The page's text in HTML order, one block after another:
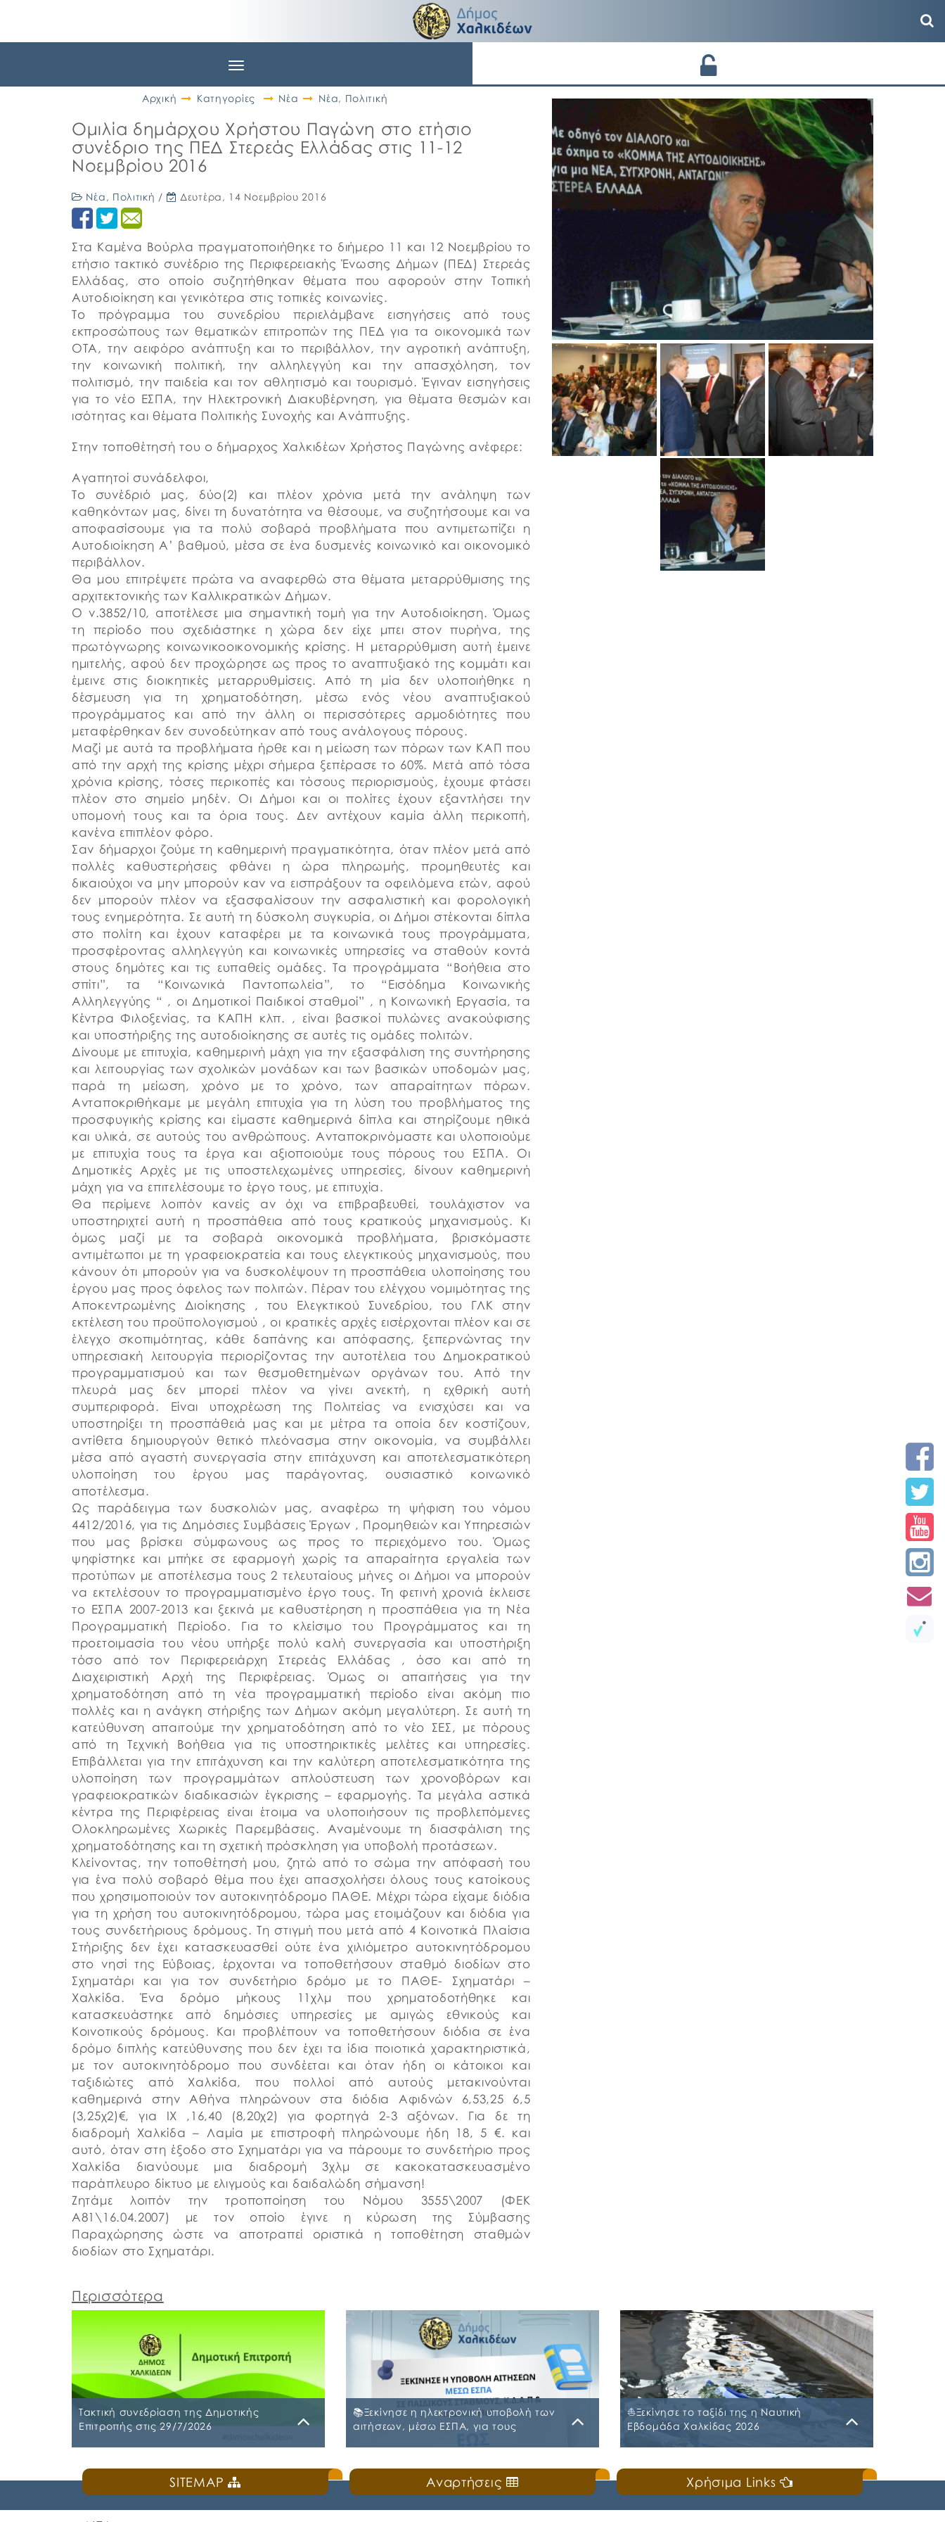
Toggle
Αρχική
Κατηγορίες Νέα Νέα, Πολιτική
Ομιλία δημάρχου Χρήστου Παγώνη στο ετήσιο
συνέδριο της ΠΕΔ Στερεάς Ελλάδας στις 11-12
Νοεμβρίου 2016
Νέα , Πολιτική / Δευτέρα, 14 Νοεμβρίου 2016
Στα Καμένα Βούρλα πραγματοποιήθηκε το διήμερο 11 και 12 Νοεμβρίου το
ετήσιο τακτικό συνέδριο της Περιφερειακής Ένωσης Δήμων (ΠΕΔ) Στερεάς
Ελλάδας, στο οποίο συζητήθηκαν θέματα που αφορούν στην Τοπική
Αυτοδιοίκηση και γενικότερα στις τοπικές κοινωνίες.
Το πρόγραμμα του συνεδρίου περιελάμβανε εισηγήσεις από τους
εκπροσώπους των θεματικών επιτροπών της ΠΕΔ για τα οικονομικά των
ΟΤΑ, την αειφόρο ανάπτυξη και το περιβάλλον, την αγροτική ανάπτυξη,
την κοινωνική πολιτική, την αλληλεγγύη και την απασχόληση, τον
πολιτισμό, την παιδεία και τον αθλητισμό και τουρισμό. Έγιναν εισηγήσεις
για το νέο ΕΣΠΑ, την Ηλεκτρονική Διακυβέρνηση, για θέματα θεσμών και
ισότητας και θέματα Πολιτικής Συνοχής και Ανάπτυξης.
Στην τοποθέτησή του ο δήμαρχος Χαλκιδέων Χρήστος Παγώνης ανέφερε:
Αγαπητοί συνάδελφοι,
Το συνέδριό μας, δύο(2) και πλέον χρόνια μετά την ανάληψη των
καθηκόντων μας, δίνει τη δυνατότητα να θέσουμε, να συζητήσουμε και να
αποφασίσουμε για τα πολύ σοβαρά προβλήματα που αντιμετωπίζει η
Αυτοδιοίκηση Α’ βαθμού, μέσα σε ένα δυσμενές κοινωνικό και οικονομικό
περιβάλλον.
Θα μου επιτρέψετε πρώτα να αναφερθώ στα θέματα μεταρρύθμισης της
αρχιτεκτονικής των Καλλικρατικών Δήμων.
Ο ν.3852/10, αποτέλεσε μια σημαντική τομή για την Αυτοδιοίκηση. Όμως
τη περίοδο που σχεδιάστηκε η χώρα δεν είχε μπει στον πυρήνα, της
πρωτόγνωρης κοινωνικοοικονομικής κρίσης. Η μεταρρύθμιση αυτή έμεινε
ημιτελής, αφού δεν προχώρησε ως προς το αναπτυξιακό της κομμάτι και
έμεινε στις διοικητικές μεταρρυθμίσεις. Από τη μία δεν υλοποιήθηκε η
δέσμευση για τη χρηματοδότηση, μέσω ενός νέου αναπτυξιακού
προγράμματος και από την άλλη οι περισσότερες αρμοδιότητες που
μεταφέρθηκαν δεν συνοδεύτηκαν από τους ανάλογους πόρους.
Μαζί με αυτά τα προβλήματα ήρθε και η μείωση των πόρων των ΚΑΠ που
από την αρχή της κρίσης μέχρι σήμερα ξεπέρασε το 60%. Μετά από τόσα
χρόνια κρίσης, τόσες περικοπές και τόσους περιορισμούς, έχουμε φτάσει
πλέον στο σημείο μηδέν. Οι Δήμοι και οι πολίτες έχουν εξαντλήσει την
υπομονή τους και τα όρια τους. Δεν αντέχουν καμία άλλη περικοπή,
κανένα επιπλέον φόρο.
Σαν δήμαρχοι ζούμε τη καθημερινή πραγματικότητα, όταν πλέον μετά από
πολλές καθυστερήσεις φθάνει η ώρα πληρωμής, προμηθευτές και
δικαιούχoι να μην μπορούν καν να εισπράξουν τα οφειλόμενα ετών, αφού
δεν μπορούν πλέον να εξασφαλίσουν την ασφαλιστική και φορολογική
τους ενημερότητα. Σε αυτή τη δύσκολη συγκυρία, οι Δήμοι στέκονται δίπλα
στο πολίτη και έχουν καταφέρει με τα κοινωνικά τους προγράμματα,
προσφέροντας αλληλεγγύη και κοινωνικές υπηρεσίες να σταθούν κοντά
στους δημότες και τις ευπαθείς ομάδες. Τα προγράμματα “Βοήθεια στο
σπίτι”, τα “Κοινωνικά Παντοπωλεία”, το “Εισόδημα Κοινωνικής
Αλληλεγγύης “ , οι Δημοτικοί Παιδικοί σταθμοί” , η Κοινωνική Εργασία, τα
Κέντρα Φιλοξενίας, τα ΚΑΠΗ κλπ. , είναι βασικοί πυλώνες ανακούφισης
και υποστήριξης της αυτοδιοίκησης σε αυτές τις ομάδες πολιτών.
Δίνουμε με επιτυχία, καθημερινή μάχη για την εξασφάλιση της συντήρησης
και λειτουργίας των σχολικών μονάδων και των βασικών υποδομών μας,
παρά τη μείωση, χρόνο με το χρόνο, των απαραίτητων πόρων.
Ανταποκριθήκαμε με μεγάλη επιτυχία για τη λύση του προβλήματος της
προσφυγικής κρίσης και είμαστε καθημερινά δίπλα και στηρίζουμε ηθικά
και υλικά, σε αυτούς του ανθρώπους. Ανταποκρινόμαστε και υλοποιούμε
με επιτυχία τους τα έργα και αξιοποιούμε τους πόρους του ΕΣΠΑ. Οι
Δημοτικές Αρχές με τις υποστελεχωμένες υπηρεσίες, δίνουν καθημερινή
μάχη για να επιτελέσουμε το έργο τους, με επιτυχία.
Θα περίμενε λοιπόν κανείς αν όχι να επιβραβευθεί, τουλάχιστον να
υποστηριχτεί αυτή η προσπάθεια από τους κρατικούς μηχανισμούς. Κι
όμως μαζί με τα σοβαρά οικονομικά προβλήματα, βρισκόμαστε
αντιμέτωποι με τη γραφειοκρατεία και τους ελεγκτικούς μηχανισμούς, που
κάνουν ότι μπορούν για να δυσκολέψουν τη προσπάθεια υλοποίησης του
έργου μας προς όφελος των πολιτών. Πέραν του ελέγχου νομιμότητας της
Αποκεντρωμένης Διοίκησης , του Ελεγκτικού Συνεδρίου, του ΓΛΚ στην
εκτέλεση του προϋπολογισμού , οι κρατικές αρχές εισέρχονται πλέον και σε
έλεγχο σκοπιμότητας, κάθε δαπάνης και απόφασης, ξεπερνώντας την
υπηρεσιακή λειτουργία περιορίζοντας την αυτοτέλεια του Δημοκρατικού
προγραμματισμού και των θεσμοθετημένων οργάνων του. Από την
πλευρά μας δεν μπορεί πλέον να γίνει ανεκτή, η εχθρική αυτή
συμπεριφορά. Είναι υποχρέωση της Πολιτείας να ενισχύσει και να
υποστηρίξει τη προσπάθειά μας και με μέτρα τα οποία δεν κοστίζουν,
αντίθετα δημιουργούν θετικό πλεόνασμα στην οικονομία, να συμβάλλει
μέσα από αγαστή συνεργασία στην επιτάχυνση και αποτελεσματικότερη
υλοποίηση του έργου μας παράγοντας, ουσιαστικό κοινωνικό
αποτέλεσμα.
Ως παράδειγμα των δυσκολιών μας, αναφέρω τη ψήφιση του νόμου
4412/2016, για τις Δημόσιες Συμβάσεις Έργων , Προμηθειών και Υπηρεσιών
που μας βρίσκει σύμφωνους ως προς το περιεχόμενο του. Όμως
ψηφίστηκε και μπήκε σε εφαρμογή χωρίς τα απαραίτητα εργαλεία των
προτύπων με αποτέλεσμα τους 2 τελευταίους μήνες οι Δήμοι να μπορούν
να εκτελέσουν το προγραμματισμένο έργο τους. Τη φετινή χρονιά έκλεισε
το ΕΣΠΑ 2007-2013 και ξεκινά με καθυστέρηση η προσπάθεια για τη Νέα
Προγραμματική Περίοδο. Για το κλείσιμο του Προγράμματος και τη
προετοιμασία του νέου υπήρξε πολύ καλή συνεργασία και υποστήριξη
τόσο από τον Περιφερειάρχη Στερεάς Ελλάδας , όσο και από τη
Διαχειριστική Αρχή της Περιφέρειας. Όμως οι απαιτήσεις για την
χρηματοδότηση από τη νέα προγραμματική περίοδο είναι ακόμη πιο
πολλές και η ανάγκη στήριξης των Δήμων ακόμη μεγαλύτερη. Σε αυτή τη
κατεύθυνση απαιτούμε την χρηματοδότηση από το νέο ΣΕΣ, με πόρους
από τη Τεχνική Βοήθεια για τις υποστηρικτικές μελέτες και υπηρεσίες.
Επιβάλλεται για την επιτάχυνση και την καλύτερη αποτελεσματικότητα της
υλοποίηση των προγραμμάτων απλούστευση των χρονοβόρων και
γραφειοκρατικών διαδικασιών έγκρισης – εφαρμογής. Τα μεγάλα αστικά
κέντρα της Περιφέρειας είναι έτοιμα να υλοποιήσουν τις προβλεπόμενες
Ολοκληρωμένες Χωρικές Παρεμβάσεις. Αναμένουμε τη διασφάλιση της
χρηματοδότησης και τη σχετική πρόσκληση για υποβολή προτάσεων.
Κλείνοντας, την τοποθέτησή μου, ζητώ από το σώμα την απόφασή του
για ένα πολύ σοβαρό θέμα που έχει απασχολήσει όλους τους κατοίκους
που χρησιμοποιούν τον αυτοκινητόδρομο ΠΑΘΕ. Μέχρι τώρα είχαμε διόδια
για τη χρήση του αυτοκινητόδρομου, τώρα μας ετοιμάζουν και διόδια για
τους συνδετήριους δρόμους. Τη στιγμή που μετά από 4 Κοινοτικά Πλαίσια
Στήριξης δεν έχει κατασκευασθεί ούτε ένα χιλιόμετρο αυτοκινητόδρομου
στο νησί της Εύβοιας, έρχονται να τοποθετήσουν σταθμό διοδίων στο
Σχηματάρι και για τον συνδετήριο δρόμο με το ΠΑΘΕ- Σχηματάρι –
Χαλκίδα. Ένα δρόμο μήκους 11χλμ που χρηματοδοτήθηκε και
κατασκευάστηκε από δημόσιες υπηρεσίες με αμιγώς εθνικούς και
Κοινοτικούς δρόμους. Και προβλέπουν να τοποθετήσουν διόδια σε ένα
δρόμο διπλής κατεύθυνσης που δεν έχει τα ίδια ποιοτικά χαρακτηριστικά,
με τον αυτοκινητόδρομο που συνδέεται και όταν ήδη οι κάτοικοι και
ταξιδιώτες από Χαλκίδα, που πολλοί από αυτούς μετακινούνται
καθημερινά στην Αθήνα πληρώνουν στα διόδια Αφιδνών 6,53,25 6,5
(3,25χ2)€, για ΙΧ ,16,40 (8,20χ2) για φορτηγά 2-3 αξόνων. Για δε τη
διαδρομή Χαλκίδα – Λαμία με επιστροφή πληρώνουμε ήδη 18, 5 €. και
αυτό, όταν στη έξοδο στο Σχηματάρι για να πάρουμε το συνδετήριο προς
Χαλκίδα διανύουμε μια διαδρομή 3χλμ σε κακοκατασκευασμένο
παράπλευρο δίκτυο με ελιγμούς και δαιδαλώδη σήμανση!
Ζητάμε λοιπόν την τροποποίηση του Νόμου 3555\2007 (ΦΕΚ
Α81\16.04.2007) με τον οποίο έγινε η κύρωση της Σύμβασης
Παραχώρησης ώστε να αποτραπεί οριστικά η τοποθέτηση σταθμών
διοδίων στο Σχηματάρι.
Περισσότερα
Τακτική συνεδρίαση της Δημοτικής
Επιτροπής στις 29/7/2026
Τακτική συνεδρίαση της Δημοτικής Επιτροπής
θα διεξαχθεί στο Δημοτικό Κατάστημα επί
των οδών Ληλαντίων και Μεγασθένους 34,
📚Ξεκίνησε η ηλεκτρονική υποβολή των
αιτήσεων, μέσω ΕΣΠΑ, για τους
🛎️Ο Δήμος Χαλκιδέων ενημερώνει τους γονείς
και τους κηδεμόνες ότι, ξεκίνησε η
ηλεκτρονική υποβολή αιτήσεων για τη
⛵️Ξεκίνησε το ταξίδι της η Ναυτική
Εβδομάδα Χαλκίδας 2026
📣Για 3η συνεχή χρονιά «άνοιξε πανιά» η
Ναυτική Εβδομάδα Χαλκίδας χθες, Σάββατο
18 Ιουλίου 2026, που διοργανώνουν ο Δήμος
SITEMAP Αναρτήσεις Χρήσιμα Links